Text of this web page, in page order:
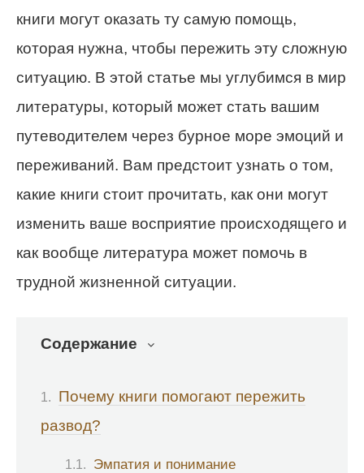
книги могут оказать ту самую помощь,
которая нужна, чтобы пережить эту сложную
ситуацию. В этой статье мы углубимся в мир
литературы, который может стать вашим
путеводителем через бурное море эмоций и
переживаний. Вам предстоит узнать о том,
какие книги стоит прочитать, как они могут
изменить ваше восприятие происходящего и
как вообще литература может помочь в
трудной жизненной ситуации.
Содержание
Почему книги помогают пережить
развод?
Эмпатия и понимание